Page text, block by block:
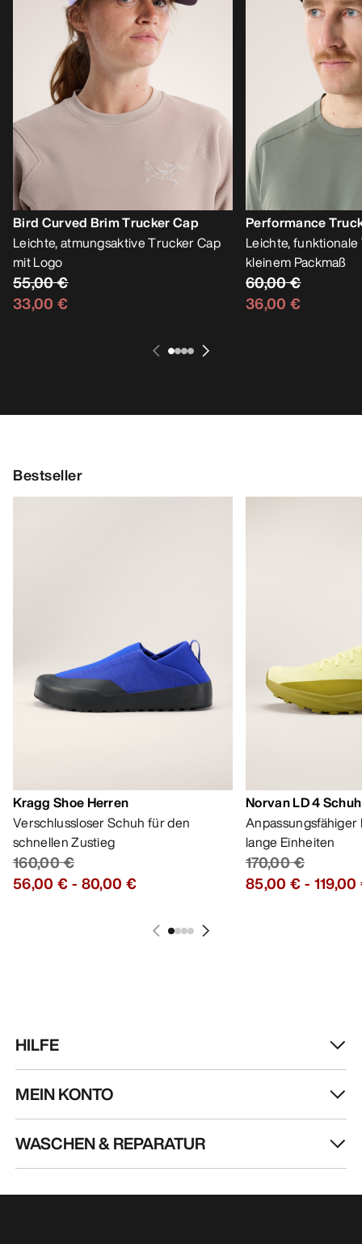
Bird Curved Brim Trucker Cap
Leichte, atmungsaktive Trucker Cap
mit Logo
55,00 €
33,00 €
Performance
Leichte,
kleinem Packmaß
60,00 €
36,00 €
Bestseller
Kragg Shoe Herren
Verschlussloser Schuh für den
schnellen Zustieg
160,00 €
56,00 €- 80,00 €
Norvan LD 4
lange Einheiten
170,00 €
85,00 €-
HILFE
MEIN KONTO
WASCHEN & REPARATUR